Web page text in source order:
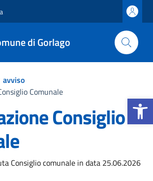
Apri la
di Gorlago
avviso
Comunale
Consiglio
notizia
Consiglio comunale in data 25.06.2026